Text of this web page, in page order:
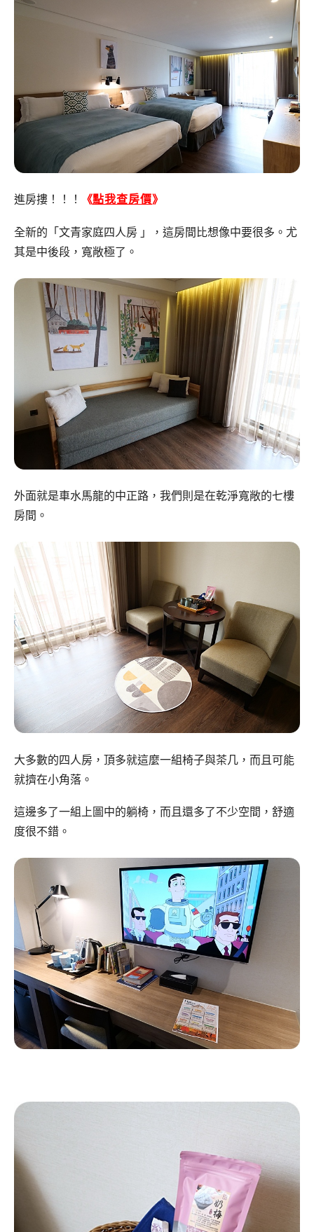
進房摟！！！ 《點我查房價》
全新的「文青家庭四人房 」，這房間比想像中要很多。尤
其是中後段，寬敞極了。
外面就是車水馬龍的中正路，我們則是在乾淨寬敞的七樓
房間。
大多數的四人房，頂多就這麼一組椅子與茶几，而且可能
就擠在小角落。
這邊多了一組上圖中的躺椅，而且還多了不少空間，舒適
度很不錯。